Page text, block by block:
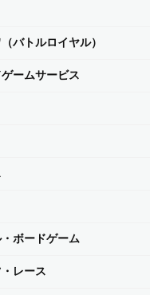
バトルロイヤル）
ームサービス
ボードゲーム
レース